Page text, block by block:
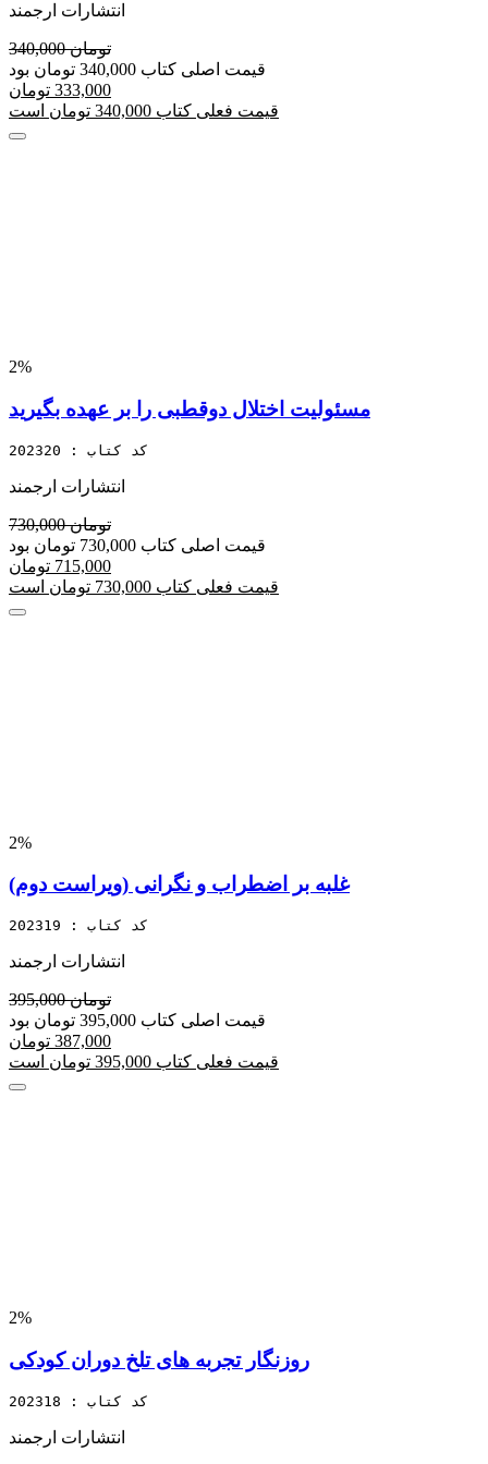
انتشارات ارجمند
340,000 تومان
قیمت اصلی کتاب 340,000 تومان بود
333,000 تومان
قیمت فعلی کتاب 340,000 تومان است
2%
مسئولیت اختلال دوقطبی را بر عهده بگیرید
کد کتاب : 202320
انتشارات ارجمند
730,000 تومان
قیمت اصلی کتاب 730,000 تومان بود
715,000 تومان
قیمت فعلی کتاب 730,000 تومان است
2%
غلبه بر اضطراب و نگرانی (ویراست دوم)
کد کتاب : 202319
انتشارات ارجمند
395,000 تومان
قیمت اصلی کتاب 395,000 تومان بود
387,000 تومان
قیمت فعلی کتاب 395,000 تومان است
2%
روزنگار تجربه های تلخ دوران کودکی
کد کتاب : 202318
انتشارات ارجمند